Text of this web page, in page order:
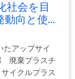
社会を目
動向と使...
アップサイ
廃棄プラスチ
クルプラス